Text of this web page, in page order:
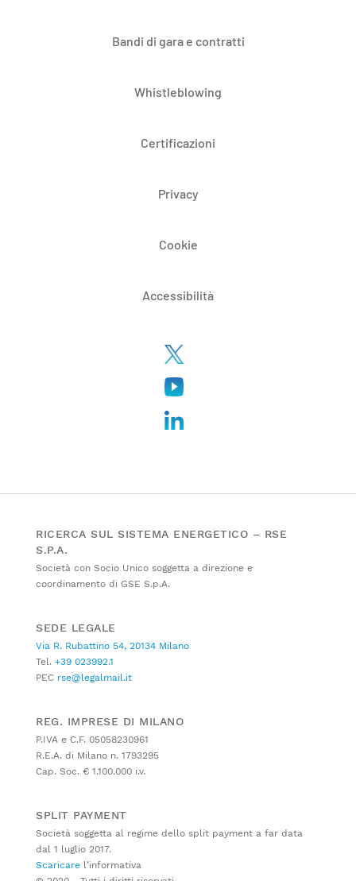
Bandi di gara e contratti
Whistleblowing
Certificazioni
Privacy
Cookie
Accessibilità
RICERCA SUL SISTEMA ENERGETICO – RSE
S.P.A.
Società con Socio Unico soggetta a direzione e
coordinamento di GSE S.p.A.
SEDE LEGALE
Via R. Rubattino 54, 20134 Milano
Tel. +39 023992.1
PEC rse@legalmail.it
REG. IMPRESE DI MILANO
P.IVA e C.F. 05058230961
R.E.A. di Milano n. 1793295
Cap. Soc. € 1.100.000 i.v.
SPLIT PAYMENT
Società soggetta al regime dello split payment a far data
dal 1 luglio 2017.
Scaricare l’informativa